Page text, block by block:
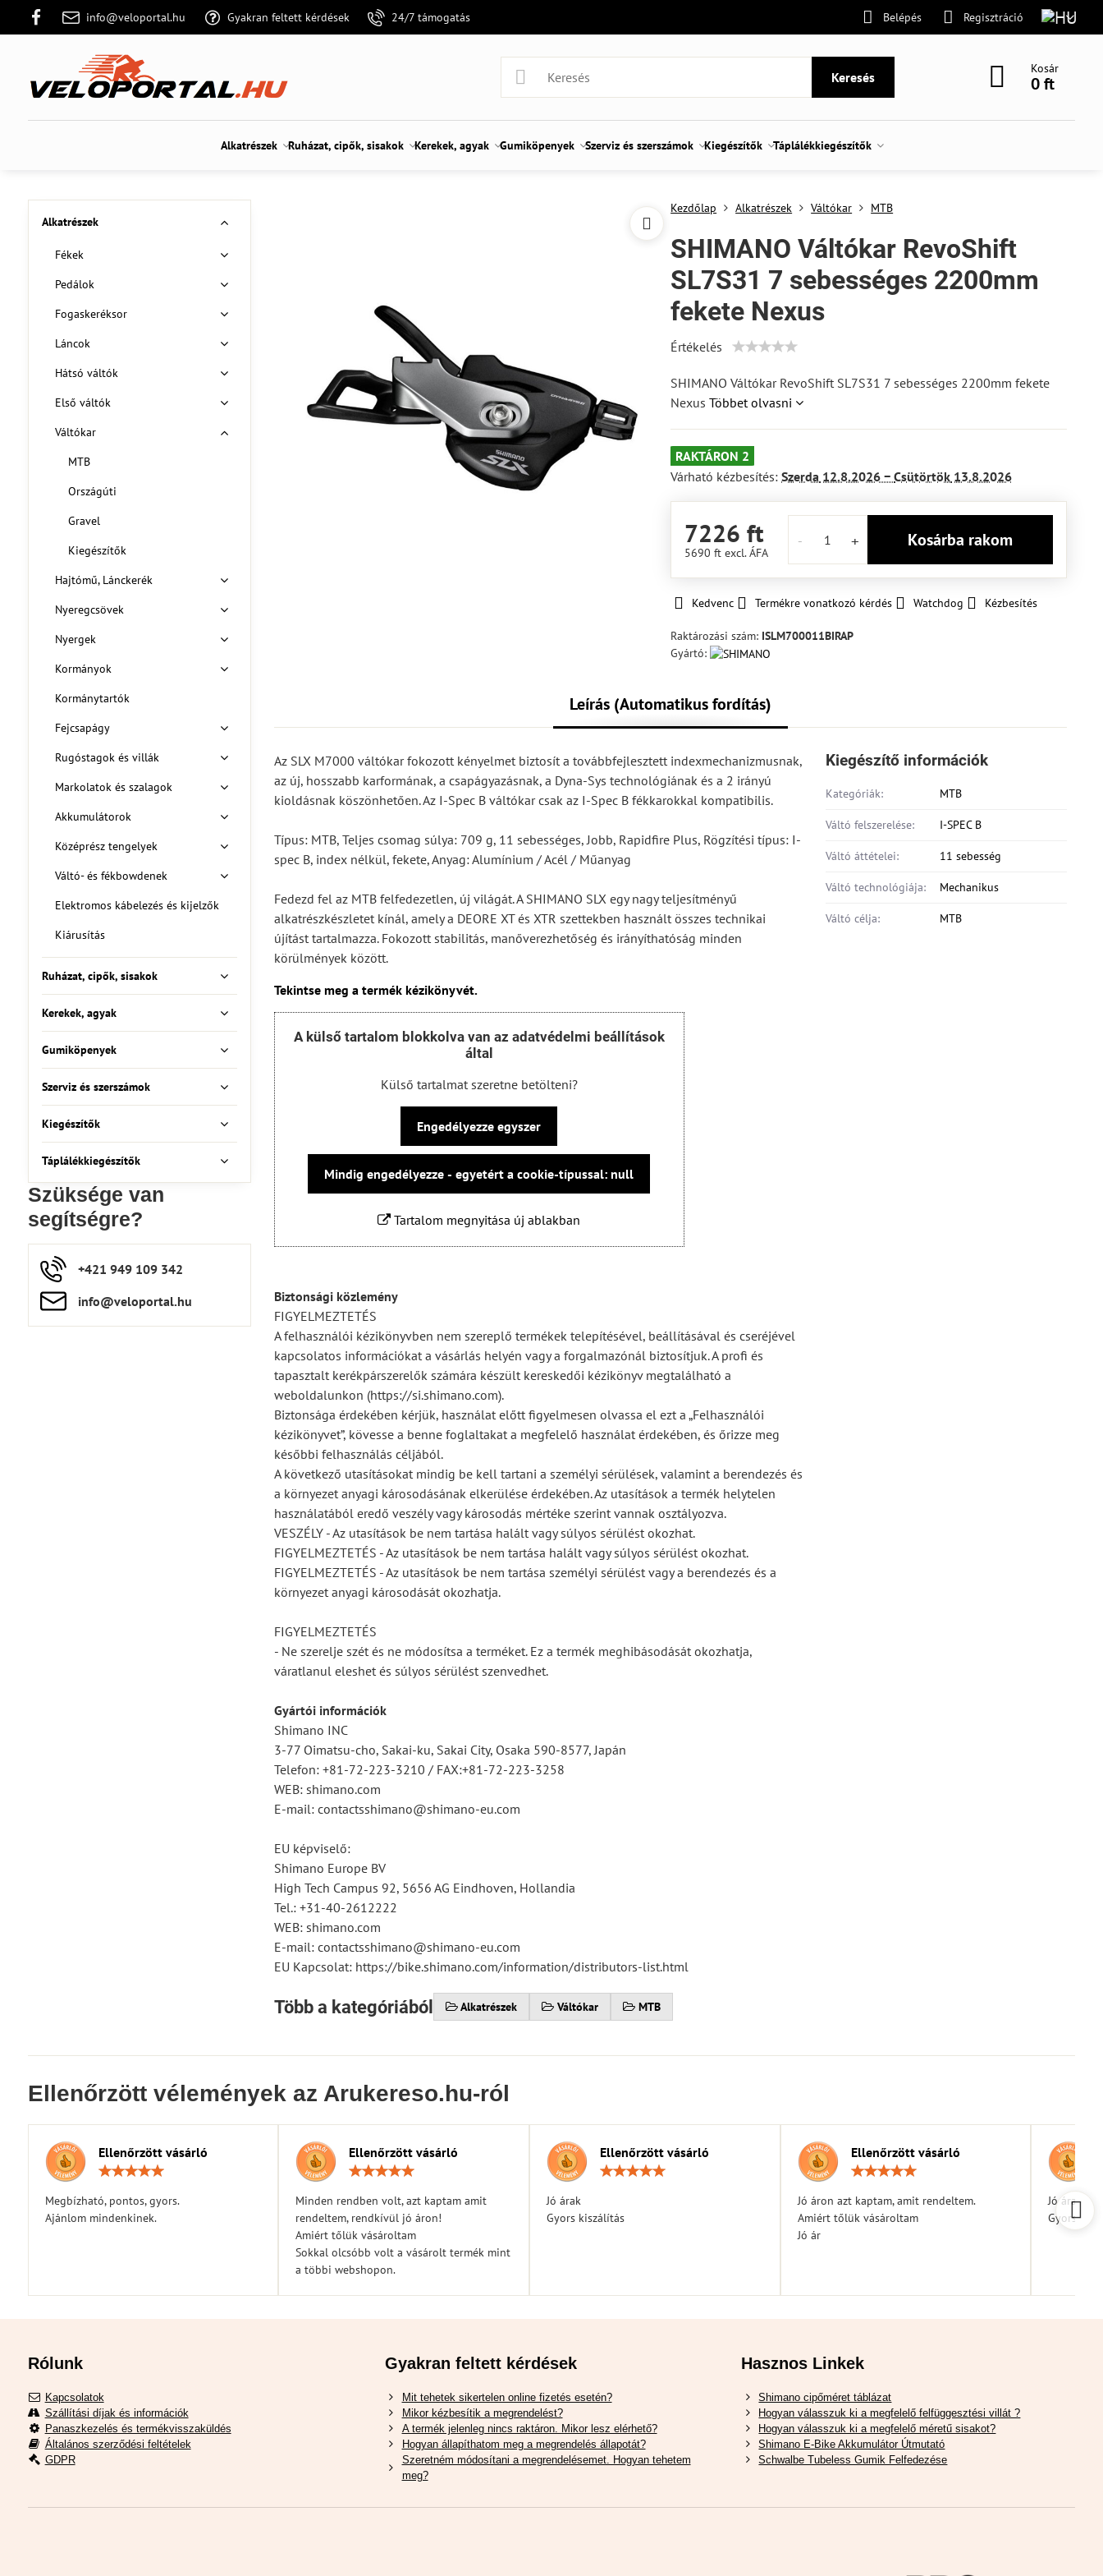
info@veloportal.hu Gyakran feltett kérdések 24/7 támogatás Belépés Regisztráció
Keresés
Kosár
0 ft
Alkatrészek Ruházat, cipők, sisakok Kerekek, agyak Gumiköpenyek Szerviz és szerszámok Kiegészítők Táplálékkiegészítők
Kezdőlap Alkatrészek Váltókar MTB
SHIMANO Váltókar RevoShift
SL7S31 7 sebességes 2200mm
fekete Nexus
Értékelés
SHIMANO Váltókar RevoShift SL7S31 7 sebességes 2200mm fekete
NexusTöbbet olvasni
RAKTÁRON 2
Várható kézbesítés:Szerda 12.8.2026 −Csütörtök 13.8.2026
7226 ft
5690 ftexcl. ÁFA
Kosárba rakom
Kedvenc Termékre vonatkozó kérdés Watchdog Kézbesítés
Raktározási szám: ISLM700011BIRAP
Gyártó:
Leírás (Automatikus fordítás)
Az SLX M7000 váltókar fokozott kényelmet biztosít a továbbfejlesztett indexmechanizmusnak,
az új, hosszabb karformának, a csapágyazásnak, a Dyna-Sys technológiának és a 2 irányú
kioldásnak köszönhetően. Az I-Spec B váltókar csak az I-Spec B fékkarokkal kompatibilis.
Típus: MTB, Teljes csomag súlya: 709 g, 11 sebességes, Jobb, Rapidfire Plus, Rögzítési típus: I-
spec B, index nélkül, fekete, Anyag: Alumínium / Acél / Műanyag
Fedezd fel az MTB felfedezetlen, új világát. A SHIMANO SLX egy nagy teljesítményű
alkatrészkészletet kínál, amely a DEORE XT és XTR szettekben használt összes technikai
újítást tartalmazza. Fokozott stabilitás, manőverezhetőség és irányíthatóság minden
körülmények között.
Tekintse meg a termék kézikönyvét.
A külső tartalom blokkolva van az adatvédelmi beállítások
által
Külső tartalmat szeretne betölteni?
Engedélyezze egyszer
Mindig engedélyezze - egyetért a cookie-típussal: null
Tartalom megnyitása új ablakban
Biztonsági közlemény
FIGYELMEZTETÉS
A felhasználói kézikönyvben nem szereplő termékek telepítésével, beállításával és cseréjével
kapcsolatos információkat a vásárlás helyén vagy a forgalmazónál biztosítjuk. A profi és
tapasztalt kerékpárszerelők számára készült kereskedői kézikönyv megtalálható a
weboldalunkon (https://si.shimano.com).
Biztonsága érdekében kérjük, használat előtt figyelmesen olvassa el ezt a „Felhasználói
kézikönyvet”, kövesse a benne foglaltakat a megfelelő használat érdekében, és őrizze meg
későbbi felhasználás céljából.
A következő utasításokat mindig be kell tartani a személyi sérülések, valamint a berendezés és
a környezet anyagi károsodásának elkerülése érdekében. Az utasítások a termék helytelen
használatából eredő veszély vagy károsodás mértéke szerint vannak osztályozva.
VESZÉLY - Az utasítások be nem tartása halált vagy súlyos sérülést okozhat.
FIGYELMEZTETÉS - Az utasítások be nem tartása halált vagy súlyos sérülést okozhat.
FIGYELMEZTETÉS - Az utasítások be nem tartása személyi sérülést vagy a berendezés és a
környezet anyagi károsodását okozhatja.
FIGYELMEZTETÉS
- Ne szerelje szét és ne módosítsa a terméket. Ez a termék meghibásodását okozhatja,
váratlanul eleshet és súlyos sérülést szenvedhet.
Gyártói információk
Shimano INC
3-77 Oimatsu-cho, Sakai-ku, Sakai City, Osaka 590-8577, Japán
Telefon: +81-72-223-3210 / FAX:+81-72-223-3258
WEB: shimano.com
E-mail: contactsshimano@shimano-eu.com
EU képviselő:
Shimano Europe BV
High Tech Campus 92, 5656 AG Eindhoven, Hollandia
Tel.: +31-40-2612222
WEB: shimano.com
E-mail: contactsshimano@shimano-eu.com
EU Kapcsolat: https://bike.shimano.com/information/distributors-list.html
Több a kategóriából Alkatrészek Váltókar MTB
Kiegészítő információk
Kategóriák: MTB
Váltó felszerelése: I-SPEC B
Váltó áttételei: 11 sebesség
Váltó technológiája: Mechanikus
Váltó célja: MTB
Alkatrészek
Fékek
Pedálok
Fogaskeréksor
Láncok
Hátsó váltók
Első váltók
Váltókar
MTB
Országúti
Gravel
Kiegészítők
Hajtómű, Lánckerék
Nyeregcsövek
Nyergek
Kormányok
Kormánytartók
Fejcsapágy
Rugóstagok és villák
Markolatok és szalagok
Akkumulátorok
Középrész tengelyek
Váltó- és fékbowdenek
Elektromos kábelezés és kijelzők
Kiárusítás
Ruházat, cipők, sisakok
Kerekek, agyak
Gumiköpenyek
Szerviz és szerszámok
Kiegészítők
Táplálékkiegészítők
Szüksége van
segítségre?
+421 949 109 342
info​​@veloportal​.hu
Ellenőrzött vélemények az Arukereso.hu-ról
Ellenőrzött vásárló
Megbízható, pontos, gyors.
Ajánlom mindenkinek.
Ellenőrzött vásárló
/
5
Minden rendben volt, azt kaptam amit
rendeltem, rendkívül jó áron!
Amiért tőlük vásároltam
Sokkal olcsóbb volt a vásárolt termék mint
a többi webshopon.
Ellenőrzött vásárló
Jó árak
Gyors kiszálítás
Ellenőrzött vásárló
/
5
Jó áron azt kaptam, amit rendeltem.
Amiért tőlük vásároltam
Jó ár
Jó árak
Gyors
Rólunk
Kapcsolatok
Szállítási díjak és információk
Panaszkezelés és termékvisszaküldés
Általános szerződési feltételek
GDPR
Gyakran feltett kérdések
Mit tehetek sikertelen online fizetés esetén?
Mikor kézbesítik a megrendelést?
A termék jelenleg nincs raktáron. Mikor lesz elérhető?
Hogyan állapíthatom meg a megrendelés állapotát?
Szeretném módosítani a megrendelésemet. Hogyan tehetem
meg?
Hasznos Linkek
Shimano cipőméret táblázat
Hogyan válasszuk ki a megfelelő felfüggesztési villát ?
Hogyan válasszuk ki a megfelelő méretű sisakot?
Shimano E-Bike Akkumulátor Útmutató
Schwalbe Tubeless Gumik Felfedezése